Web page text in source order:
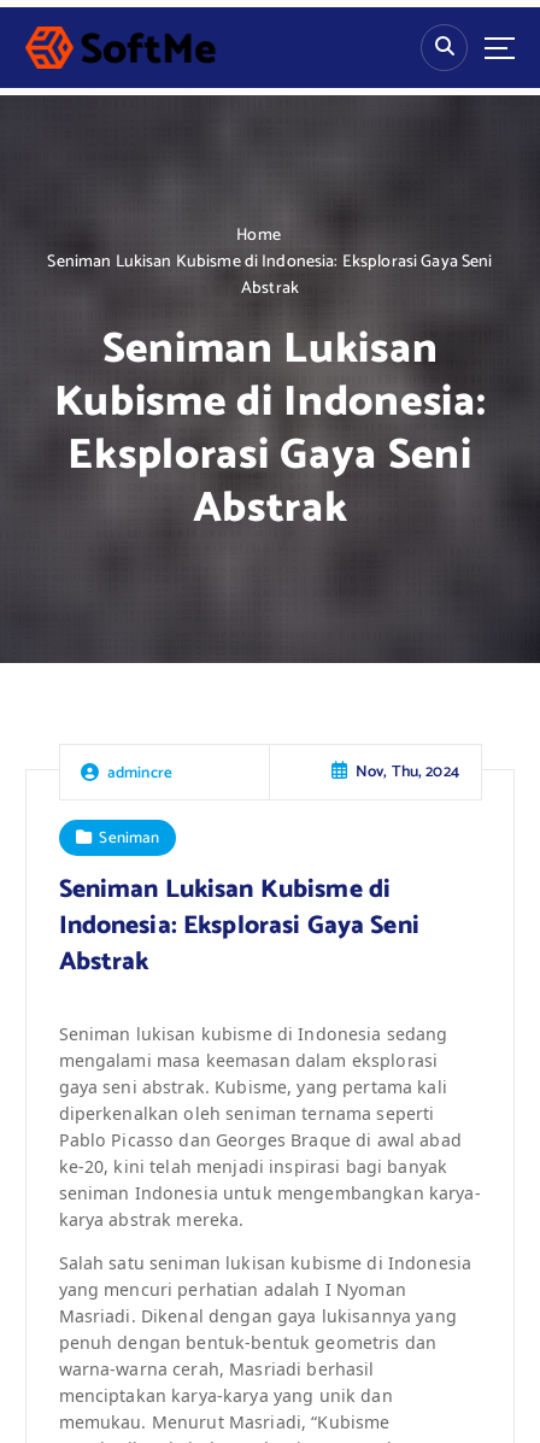
S
p
Home
Seniman Lukisan Kubisme di Indonesia: Eksplorasi Gaya Seni
Abstrak
Seniman Lukisan
Kubisme di Indonesia:
Eksplorasi Gaya Seni
Abstrak
admincre Nov, Thu, 2024
Seniman
Seniman Lukisan Kubisme di
Indonesia: Eksplorasi Gaya Seni
Abstrak
Seniman lukisan kubisme di Indonesia sedang
mengalami masa keemasan dalam eksplorasi
gaya seni abstrak. Kubisme, yang pertama kali
diperkenalkan oleh seniman ternama seperti
Pablo Picasso dan Georges Braque di awal abad
ke-20, kini telah menjadi inspirasi bagi banyak
seniman Indonesia untuk mengembangkan karya-
karya abstrak mereka.
Salah satu seniman lukisan kubisme di Indonesia
yang mencuri perhatian adalah I Nyoman
Masriadi. Dikenal dengan gaya lukisannya yang
penuh dengan bentuk-bentuk geometris dan
warna-warna cerah, Masriadi berhasil
menciptakan karya-karya yang unik dan
memukau. Menurut Masriadi, “Kubisme